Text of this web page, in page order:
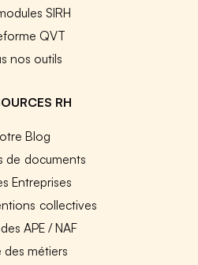
SIRH
QVT
nos outils
RH
Blog
de documents
Entreprises
collectives
APE / NAF
des métiers